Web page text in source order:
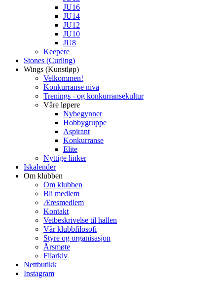
JU16
JU14
JU12
JU10
JU8
Keepere
Stones (Curling)
Wings (Kunstløp)
Velkommen!
Konkurranse nivå
Trenings - og konkurransekultur
Våre løpere
Nybegynner
Hobbygruppe
Aspirant
Konkurranse
Elite
Nyttige linker
Iskalender
Om klubben
Om klubben
Bli medlem
Æresmedlem
Kontakt
Veibeskrivelse til hallen
Vår klubbfilosofi
Styre og organisasjon
Årsmøte
Filarkiv
Nettbutikk
Instagram